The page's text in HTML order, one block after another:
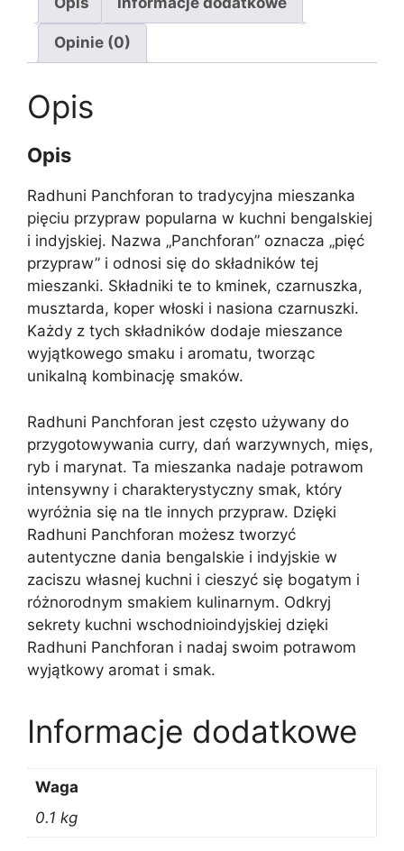
Opinie (0)
Opis
Opis
Radhuni Panchforan to tradycyjna mieszanka
pięciu przypraw popularna w kuchni bengalskiej
i indyjskiej. Nazwa „Panchforan” oznacza „pięć
przypraw” i odnosi się do składników tej
mieszanki. Składniki te to kminek, czarnuszka,
musztarda, koper włoski i nasiona czarnuszki.
Każdy z tych składników dodaje mieszance
wyjątkowego smaku i aromatu, tworząc
unikalną kombinację smaków.
Radhuni Panchforan jest często używany do
przygotowywania curry, dań warzywnych, mięs,
ryb i marynat. Ta mieszanka nadaje potrawom
intensywny i charakterystyczny smak, który
wyróżnia się na tle innych przypraw. Dzięki
Radhuni Panchforan możesz tworzyć
autentyczne dania bengalskie i indyjskie w
zaciszu własnej kuchni i cieszyć się bogatym i
różnorodnym smakiem kulinarnym. Odkryj
sekrety kuchni wschodnioindyjskiej dzięki
Radhuni Panchforan i nadaj swoim potrawom
wyjątkowy aromat i smak.
Informacje dodatkowe
Waga
0.1 kg